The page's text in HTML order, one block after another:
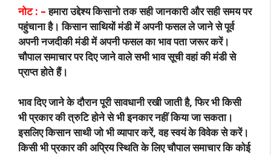
नोट : – हमारा उद्देश्य किसानो तक सही जानकारी और सही समय पर
पहुंचाना है। किसान साथियों मंडी में अपनी फसल ले जाने से पूर्व
अपनी नजदीकी मंडी में अपनी फसल का भाव पता जरूर करें।
चौपाल समाचार पर दिए जाने वाले सभी भाव सूची वहां की मंडी से
प्राप्त होते हैं।
भाव दिए जाने के दौरान पूरी सावधानी रखी जाती है, फिर भी किसी
भी प्रकार की त्रुटि होने से भी इनकार नहीं किया जा सकता।
इसलिए किसान साथी जो भी व्यापार करें, वह स्वयं के विवेक से करें।
किसी भी प्रकार की अप्रिय स्थिति के लिए चौपाल समाचार कि कोई